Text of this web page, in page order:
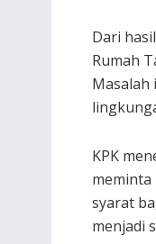
Dari
Rumah
Masalah
KPK
meminta
syarat
menjadi